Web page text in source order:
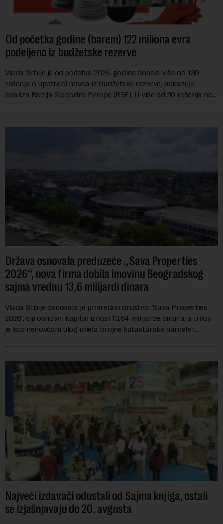
Od početka godine (barem) 122 miliona evra
podeljeno iz budžetske rezerve
Vlada Srbije je od početka 2026. godine donela više od 130
rešenja o upotrebi novca iz budžetske rezerve, pokazuje
analiza Radija Slobodne Evrope (RSE). U više od 30 rešenja ne
Država osnovala preduzeće „Sava Properties
2026“, nova firma dobila imovinu Beogradskog
sajma vrednu 13,6 milijardi dinara
Vlada Srbije osnovala je privredno društvo "Sava Properties
2026", čiji osnovni kapital iznosi 13,64 milijarde dinara, a u koji
je kao nenovčani ulog unela brojne katastarske parcele i
Najveći izdavači odustali od Sajma knjiga, ostali
se izjašnjavaju do 20. avgusta